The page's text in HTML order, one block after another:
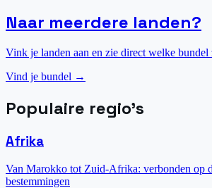
Naar meerdere landen?
Vink je landen aan en zie direct welke bundel
Vind je bundel →
Populaire regio's
Afrika
Van Marokko tot Zuid-Afrika: verbonden op
bestemmingen